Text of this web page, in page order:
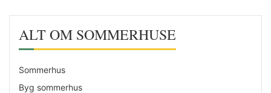
ALT OM SOMMERHUSE
Sommerhus
Byg sommerhus